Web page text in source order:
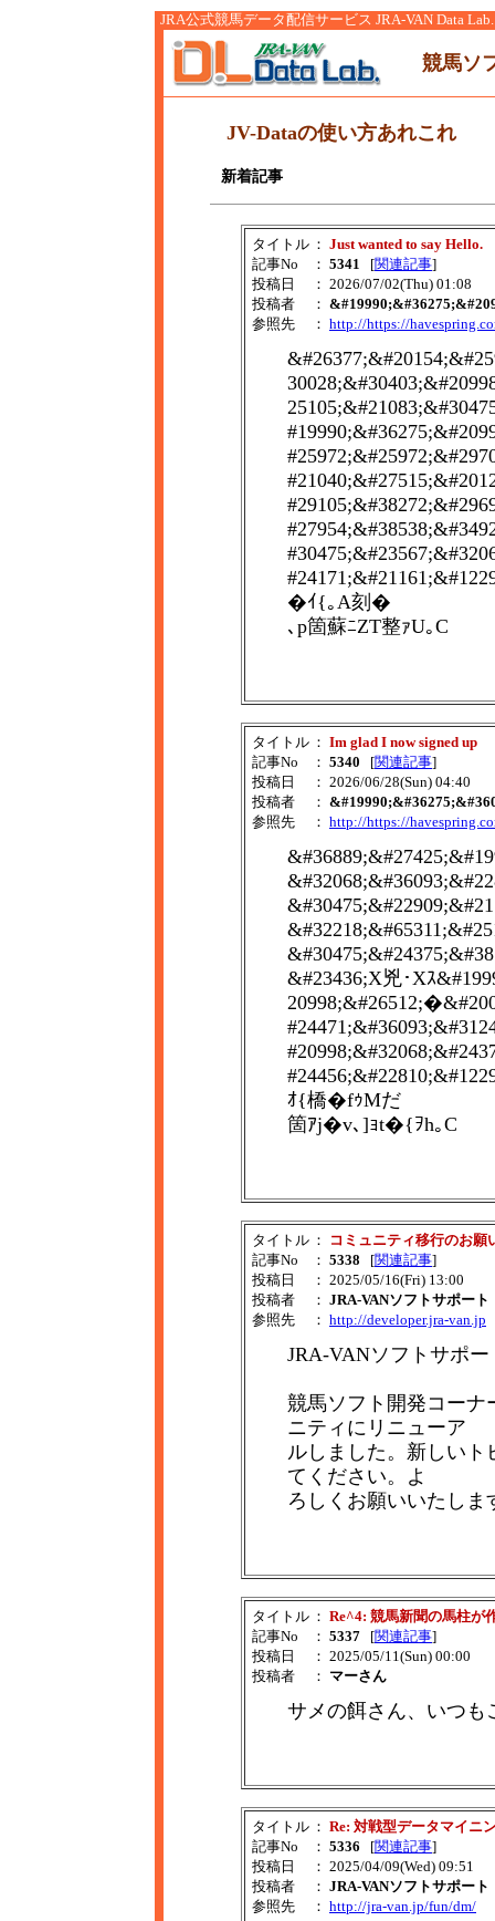
JRA公式競馬データ配信サービス JRA-VAN Data Lab.
競馬ソ
JV-Dataの使い方あれこれ
新着記事
タイトル ： Just wanted to say Hello.
記事No
： 5341 [関連記事]
投稿日
： 2026/07/02(Thu) 01:08
投稿者
：
参照先
： http://https://
�ｲ{｡A刻�
､p箇蘇ﾆZΤ整ｧU｡C
タイトル ： Im glad I now signed up
記事No
： 5340 [関連記事]
投稿日
： 2026/06/28(Sun) 04:40
投稿者
：
参照先
： http://https://
&#23436;X兇･Xｽ
ｵ{橋�fｩMだ
箇ｱj�v､]ｮt�{ｦh｡C
タイトル ：
コミュニティ移行のお願
記事No
： 5338 [関連記事]
投稿日
： 2025/05/16(Fri) 13:00
投稿者
： JRA-VANソフトサポート
参照先
： http://developer.jra-van.jp
JRA-VANソフトサポ
競馬ソフト開発コーナ
ニティにリニューア
ルしました。新しいト
てください。よ
ろしくお願いいたしま
タイトル ： Re^4: 競馬新聞の馬柱が
記事No
： 5337 [関連記事]
投稿日
： 2025/05/11(Sun) 00:00
投稿者
： マーさん
サメの餌さん、いつも
タイトル ： Re: 対戦型データマイニ
記事No
： 5336 [関連記事]
投稿日
： 2025/04/09(Wed) 09:51
投稿者
： JRA-VANソフトサポート
参照先
： http://jra-van.jp/fun/dm/